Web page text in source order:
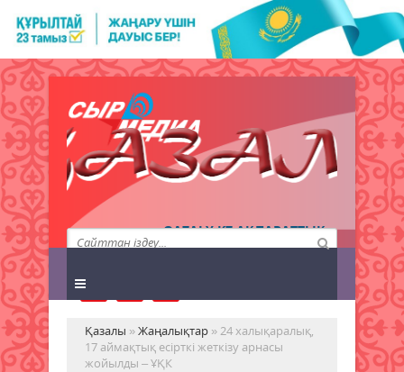
QAZALY.KZ АҚПАРАТТЫҚ
АГЕНТТІГІ
Қазалы »Жаңалықтар » 24 халықаралық,
17 аймақтық есірткі жеткізу арнасы
жойылды – ҰҚК